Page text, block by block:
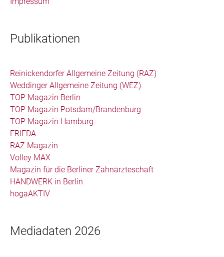
Publikationen
Reinickendorfer Allgemeine Zeitung (RAZ)
Weddinger Allgemeine Zeitung (WEZ)
TOP Magazin Berlin
TOP Magazin Potsdam/Brandenburg
TOP Magazin Hamburg
FRIEDA
RAZ Magazin
Volley MAX
Magazin für die Berliner Zahnärzteschaft
HANDWERK in Berlin
hogaAKTIV
Mediadaten 2026